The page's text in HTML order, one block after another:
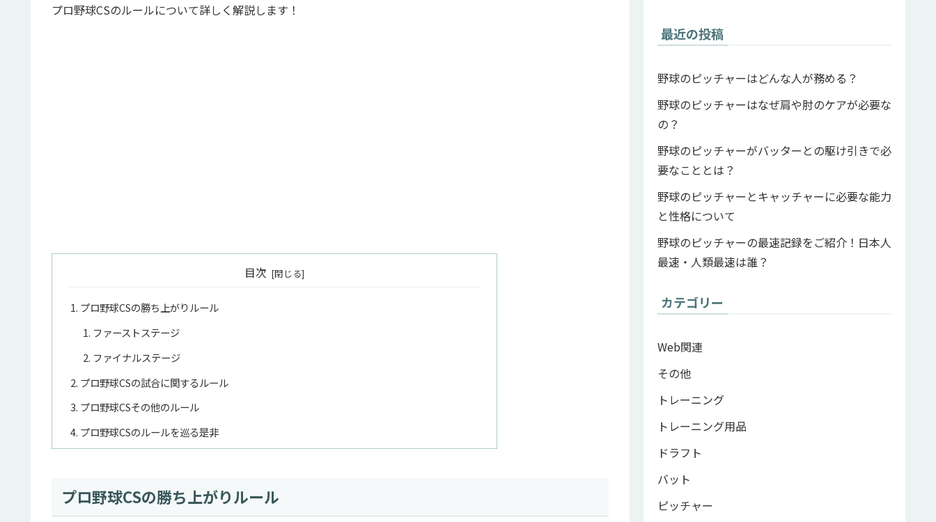
プロ野球CSのルールについて詳しく解説します！
目次
プロ野球CSの勝ち上がりルール
ファーストステージ
ファイナルステージ
プロ野球CSの試合に関するルール
プロ野球CSその他のルール
プロ野球CSのルールを巡る是非
プロ野球CSの勝ち上がりルール
最近の投稿
野球のピッチャーはどんな人が務める？
野球のピッチャーはなぜ肩や肘のケアが必要な
の？
野球のピッチャーがバッターとの駆け引きで必
要なこととは？
野球のピッチャーとキャッチャーに必要な能力
と性格について
野球のピッチャーの最速記録をご紹介！日本人
最速・人類最速は誰？
カテゴリー
Web関連
その他
トレーニング
トレーニング用品
ドラフト
バット
ピッチャー